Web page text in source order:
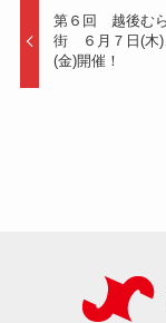
第６回 越後む
街 ６月７日(木)
(金)開催！